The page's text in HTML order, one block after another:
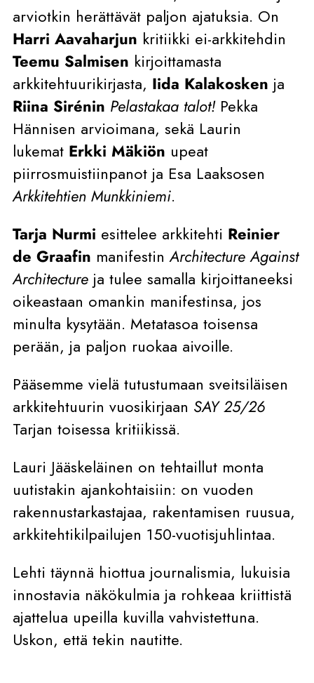
arviotkin herättävät paljon ajatuksia. On
Harri Aavaharjun kritiikki ei-arkkitehdin
Teemu Salmisen kirjoittamasta
arkkitehtuurikirjasta, Iida Kalakosken ja
Riina Sirénin Pelastakaa talot!Pekka
Hännisen arvioimana, sekä Laurin
lukemat Erkki Mäkiön upeat
piirrosmuistiinpanot ja Esa Laaksosen
Arkkitehtien Munkkiniemi.
Tarja Nurmi esittelee arkkitehti Reinier
de Graafin manifestinArchitecture Against
Architecture ja tulee samalla kirjoittaneeksi
oikeastaan omankin manifestinsa, jos
minulta kysytään. Metatasoa toisensa
perään, ja paljon ruokaa aivoille.
Pääsemme vielä tutustumaan sveitsiläisen
arkkitehtuurin vuosikirjaan SAY 25/26
Tarjan toisessa kritiikissä.
Lauri Jääskeläinen on tehtaillut monta
uutistakin ajankohtaisiin: on vuoden
rakennustarkastajaa, rakentamisen ruusua,
arkkitehtikilpailujen 150-vuotisjuhlintaa.
Lehti täynnä hiottua journalismia, lukuisia
innostavia näkökulmia ja rohkeaa kriittistä
ajattelua upeilla kuvilla vahvistettuna.
Uskon, että tekin nautitte.